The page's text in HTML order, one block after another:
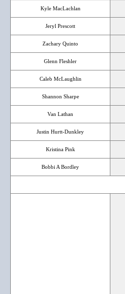
Kyle MacLachlan
Jeryl Prescott
Zachary Quinto
Glenn Fleshler
Caleb McLaughlin
Shannon Sharpe
Van Lathan
Justin Hurtt-Dunkley
Kristina Pink
Bobbi A Bordley